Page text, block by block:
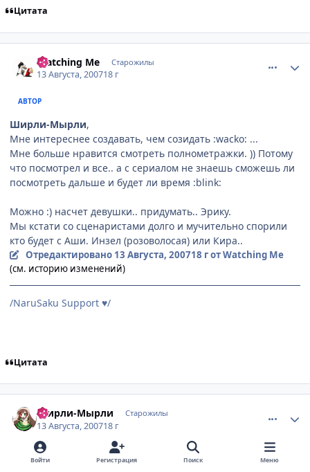
Цитата
Watching Me Старожилы
13 Августа, 200718 г
АВТОР
Ширли-Мырли,
Мне интереснее создавать, чем созидать :wacko: ...
Мне больше нравится смотреть полнометражки. )) Потому
что посмотрел и все.. а с сериалом не знаешь сможешь ли
посмотреть дальше и будет ли время :blink:
Можно :) насчет девушки.. придумать.. Эрику.
Мы кстати со сценаристами долго и мучительно спорили
кто будет с Аши. Инзел (розоволосая) или Кира..
Отредактировано 13 Августа, 200718 гот Watching Me
(см. историю изменений)
/NaruSaku Support ♥/
Цитата
Ширли-Мырли Старожилы
13 Августа, 200718 г
Ню, ненаю...теперь придётся долго и упорно спорить со
Войти Регистрация Поиск Меню